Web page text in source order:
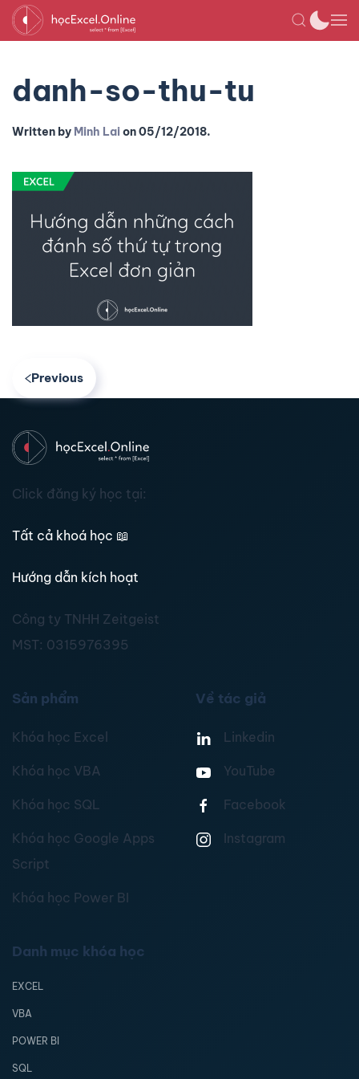
danh-so-thu-tu
Written by Minh Laion05/12/2018.
Previous
Click đăng ký học tại:
Tất cả khoá học 📖
Hướng dẫn kích hoạt
Công ty TNHH Zeitgeist
MST: 0315976395
Sản phẩm
Khóa học Excel
Khóa học VBA
Khóa học SQL
Khóa học Google Apps
Script
Khóa học Power BI
Về tác giả
Linkedin
YouTube
Facebook
Instagram
Danh mục khóa học
EXCEL
VBA
POWER BI
SQL